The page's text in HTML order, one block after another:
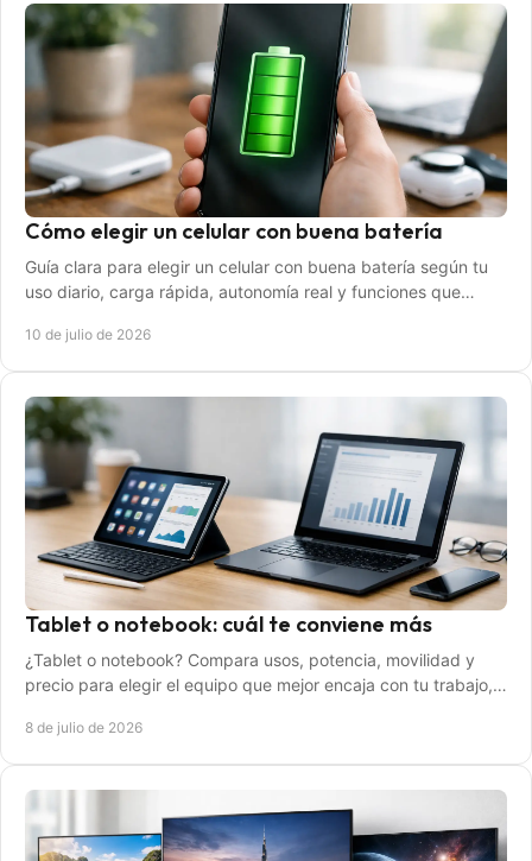
Cómo elegir un celular con buena batería
Guía clara para elegir un celular con buena batería según tu
uso diario, carga rápida, autonomía real y funciones que
10 de julio de 2026
Tablet o notebook: cuál te conviene más
¿Tablet o notebook? Compara usos, potencia, movilidad y
precio para elegir el equipo que mejor encaja con tu trabajo,
8 de julio de 2026